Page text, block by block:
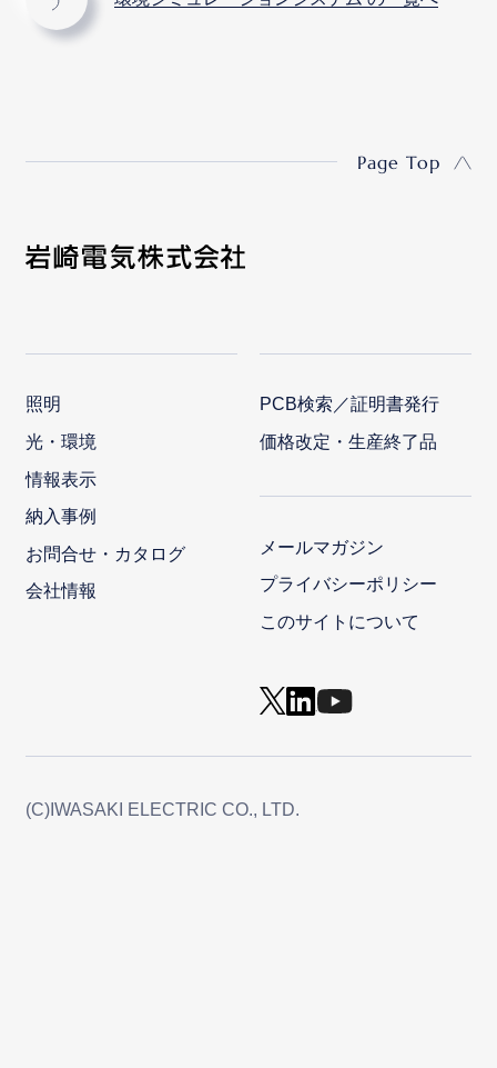
Page Top
照明
光・環境
情報表示
納入事例
お問合せ・カタログ
会社情報
PCB検索／証明書発行
価格改定・生産終了品
メールマガジン
プライバシーポリシー
このサイトについて
(C)IWASAKI ELECTRIC CO., LTD.